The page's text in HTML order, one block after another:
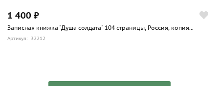
1 400 ₽
Записная книжка "Душа солдата" 104 страницы, Россия, копия...
Артикул: 32212